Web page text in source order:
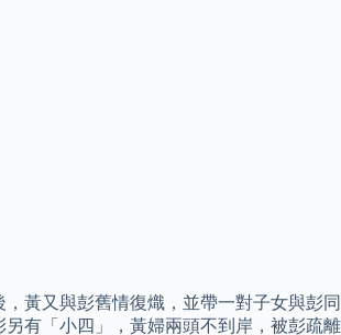
黃又與彭舊情復熾，並帶一對子女與彭同
另有「小四」，黃婦兩頭不到岸，被彭疏離